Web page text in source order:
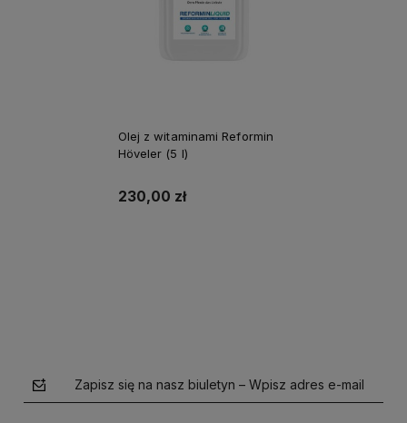
Olej z witaminami Reformin
Höveler (5 l)
230,00 zł
Zapisz się na nasz biuletyn – Wpisz adres e-mail